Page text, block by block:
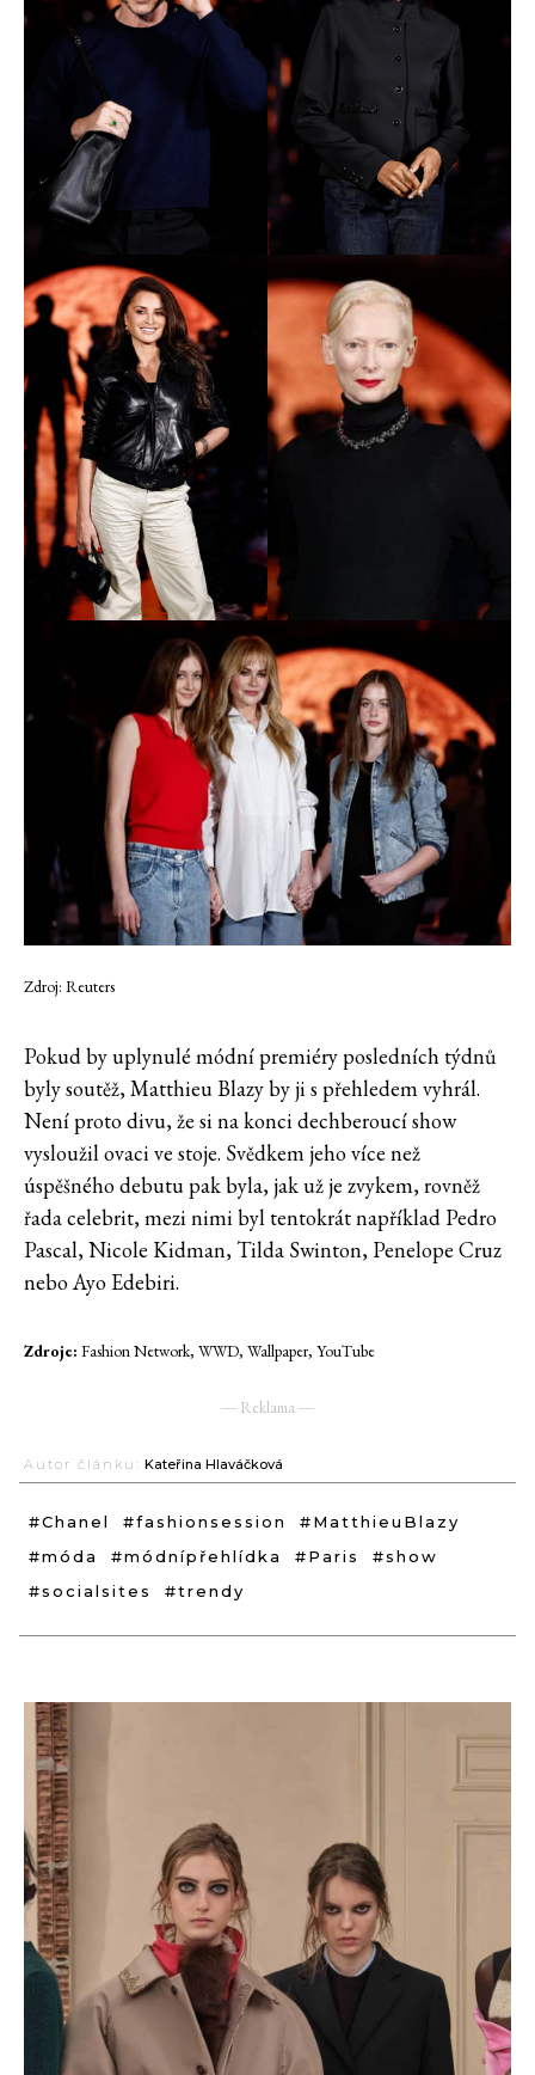
Zdroj: Reuters
Pokud by uplynulé módní premiéry posledních týdnů
byly soutěž, Matthieu Blazy by ji s přehledem vyhrál.
Není proto divu, že si na konci dechberoucí show
vysloužil ovaci ve stoje. Svědkem jeho více než
úspěšného debutu pak byla, jak už je zvykem, rovněž
řada celebrit, mezi nimi byl tentokrát například Pedro
Pascal, Nicole Kidman, Tilda Swinton, Penelope Cruz
nebo Ayo Edebiri.
Zdroje: Fashion Network, WWD, Wallpaper, YouTube
― Reklama ―
Autor článku: Kateřina Hlaváčková
#Chanel #fashionsession
#MatthieuBlazy
#móda
#módnípřehlídka #Paris
#show
#socialsites
#trendy